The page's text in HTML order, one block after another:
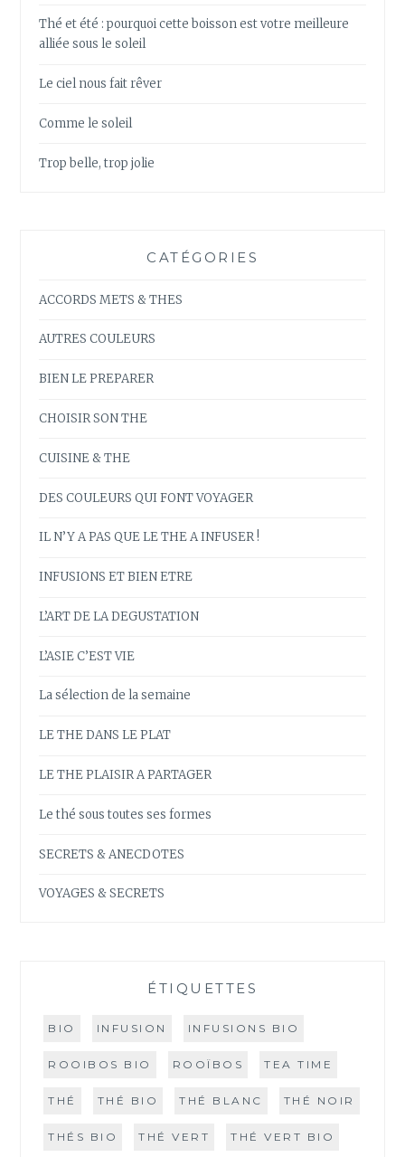
Thé et été : pourquoi cette boisson est votre meilleure
alliée sous le soleil
Le ciel nous fait rêver
Comme le soleil
Trop belle, trop jolie
CATÉGORIES
ACCORDS METS & THES
AUTRES COULEURS
BIEN LE PREPARER
CHOISIR SON THE
CUISINE & THE
DES COULEURS QUI FONT VOYAGER
IL N’Y A PAS QUE LE THE A INFUSER !
INFUSIONS ET BIEN ETRE
L’ART DE LA DEGUSTATION
L’ASIE C’EST VIE
La sélection de la semaine
LE THE DANS LE PLAT
LE THE PLAISIR A PARTAGER
Le thé sous toutes ses formes
SECRETS & ANECDOTES
VOYAGES & SECRETS
ÉTIQUETTES
BIO INFUSION INFUSIONS BIO
ROOIBOS BIO ROOÏBOS TEA TIME
THÉ THÉ BIO THÉ BLANC THÉ NOIR
THÉS BIO THÉ VERT THÉ VERT BIO